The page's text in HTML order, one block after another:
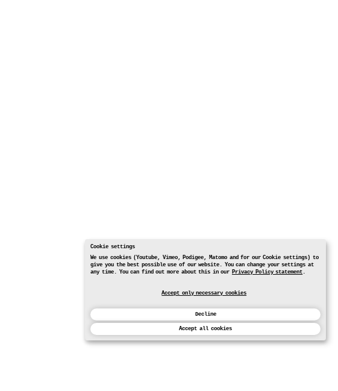
Cookie settings
We use cookies (Youtube, Vimeo, Podigee, Matomo and for our Cookie settings) to
give you the best possible use of our website. You can change your settings at
any time. You can find out more about this in our Privacy Policy statement.
Accept only necessary cookies
Decline
Accept all cookies